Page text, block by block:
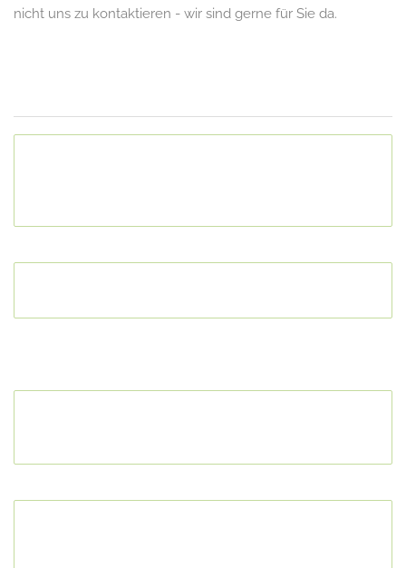
nicht uns zu kontaktieren - wir sind gerne für Sie da.